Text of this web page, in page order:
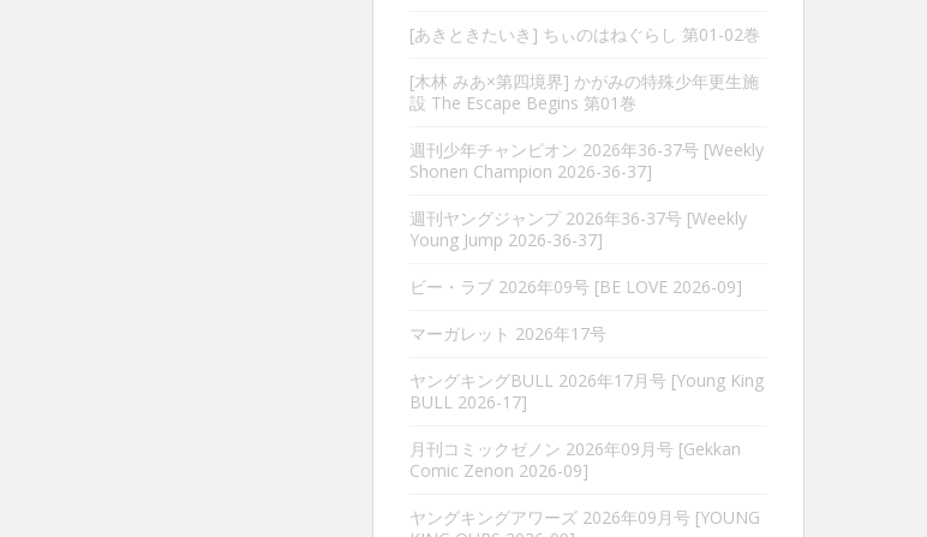
[あきときたいき] ちぃのはねぐらし 第01-02巻
[木林 みあ×第四境界] かがみの特殊少年更生施
設 The Escape Begins 第01巻
週刊少年チャンピオン 2026年36-37号 [Weekly
Shonen Champion 2026-36-37]
週刊ヤングジャンプ 2026年36-37号 [Weekly
Young Jump 2026-36-37]
ビー・ラブ 2026年09号 [BE LOVE 2026-09]
マーガレット 2026年17号
ヤングキングBULL 2026年17月号 [Young King
BULL 2026-17]
月刊コミックゼノン 2026年09月号 [Gekkan
Comic Zenon 2026-09]
ヤングキングアワーズ 2026年09月号 [YOUNG